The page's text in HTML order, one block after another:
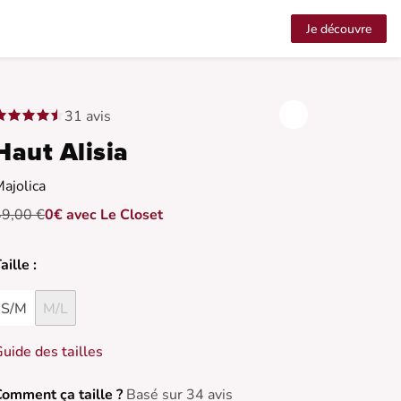
Je découvre
31 avis
Alisia
€0€ avec Le Closet
:
S/M M/L
des tailles
ça taille ? Basé sur 34 avis